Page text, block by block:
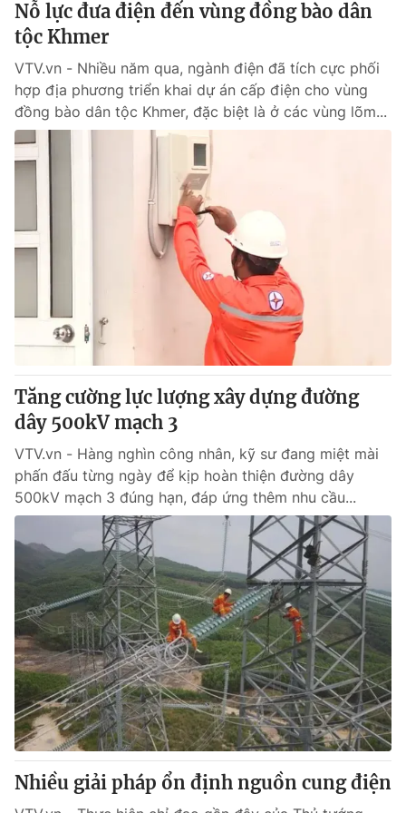
® Cấm sao chép dưới mọi hình thức nếu không có sự chấp
thuận bằng văn bản. Ghi rõ nguồn VTV.vn khi phát hành lại
thông tin từ website này.
Nỗ lực đưa điện đến vùng đồng bào dân
tộc Khmer
VTV.vn - Nhiều năm qua, ngành điện đã tích cực phối
hợp địa phương triển khai dự án cấp điện cho vùng
đồng bào dân tộc Khmer, đặc biệt là ở các vùng lõm...
Tăng cường lực lượng xây dựng đường
dây 500kV mạch 3
VTV.vn - Hàng nghìn công nhân, kỹ sư đang miệt mài
phấn đấu từng ngày để kịp hoàn thiện đường dây
500kV mạch 3 đúng hạn, đáp ứng thêm nhu cầu...
Nhiều giải pháp ổn định nguồn cung điện